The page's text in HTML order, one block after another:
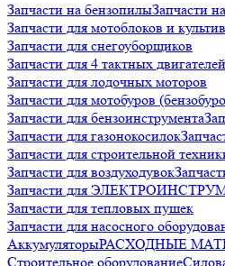
Запчасти на бензопилыЗапчасти
Запчасти для мотоблоков и
Запчасти для снегоуборщиков
Запчасти для 4 тактных двигателей
Запчасти для лодочных моторов
Запчасти для мотобуров
Запчасти для бензоинструмента
Запчасти для газонокосилок
Запчасти для строительной
Запчасти для воздуходувок
Запчасти для
Запчасти для тепловых пушек
Запчасти для насосного
АккумуляторыРАСХОДНЫЕ
Строительное оборудование